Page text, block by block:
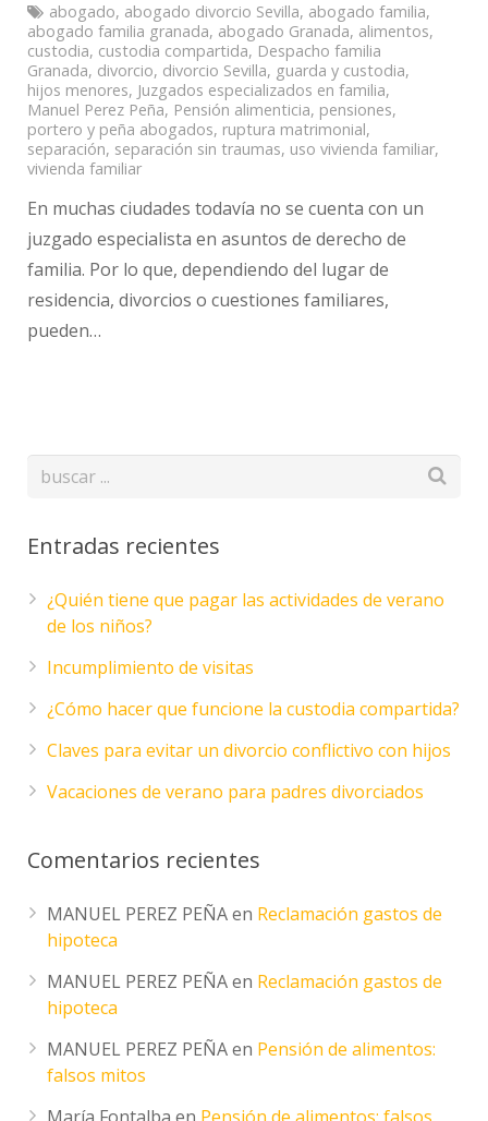
abogado, abogado divorcio Sevilla, abogado familia,
abogado familia granada, abogado Granada, alimentos,
custodia, custodia compartida, Despacho familia
Granada, divorcio, divorcio Sevilla, guarda y custodia,
hijos menores, Juzgados especializados en familia,
Manuel Perez Peña, Pensión alimenticia, pensiones,
portero y peña abogados, ruptura matrimonial,
separación, separación sin traumas, uso vivienda familiar,
vivienda familiar
En muchas ciudades todavía no se cuenta con un
juzgado especialista en asuntos de derecho de
familia. Por lo que, dependiendo del lugar de
residencia, divorcios o cuestiones familiares,
pueden…
Entradas recientes
¿Quién tiene que pagar las actividades de verano
de los niños?
Incumplimiento de visitas
¿Cómo hacer que funcione la custodia compartida?
Claves para evitar un divorcio conflictivo con hijos
Vacaciones de verano para padres divorciados
Comentarios recientes
MANUEL PEREZ PEÑAen Reclamación gastos de
hipoteca
MANUEL PEREZ PEÑAen Reclamación gastos de
hipoteca
MANUEL PEREZ PEÑAen Pensión de alimentos:
falsos mitos